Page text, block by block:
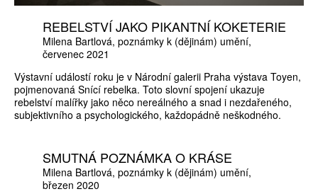
REBELSTVÍ JAKO PIKANTNÍ KOKETERIE
Milena Bartlová poznámky k (dějinám) umění
červenec 2021
Výstavní událostí roku je v Národní galerii Praha výstava Toyen,
pojmenovaná Snící rebelka. Toto slovní spojení ukazuje
rebelství malířky jako něco nereálného a snad i nezdařeného,
subjektivního a psychologického, každopádně neškodného.
SMUTNÁ POZNÁMKA O KRÁSE
Milena Bartlová poznámky k (dějinám) umění
březen 2020